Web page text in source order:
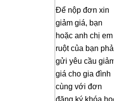
Để nộp đơn xin
giảm giá, bạn
hoặc anh chị em
ruột của bạn phải
gửi yêu cầu giảm
giá cho gia đình
cùng với đơn